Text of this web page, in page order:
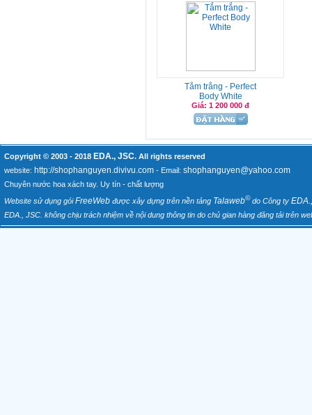
Tắm trắng - Perfect
Body White
Giá: 1 200 000 đ
Copyright © 2003 - 2018 EDA., JSC. All rights reserved
website: http://shophanguyen.divivu.com - Email: shophanguyen@yahoo.com
Chuyên nước hoa xách tay. Uy tín - chất lượng
Website sử dụng góiFreeWeb được xây dựng trên nền tảng Talaweb©do Công ty
EDA., JSC. không chịu trách nhiệm về nội dung thông tin do chủ gian hàng đăng tải trên